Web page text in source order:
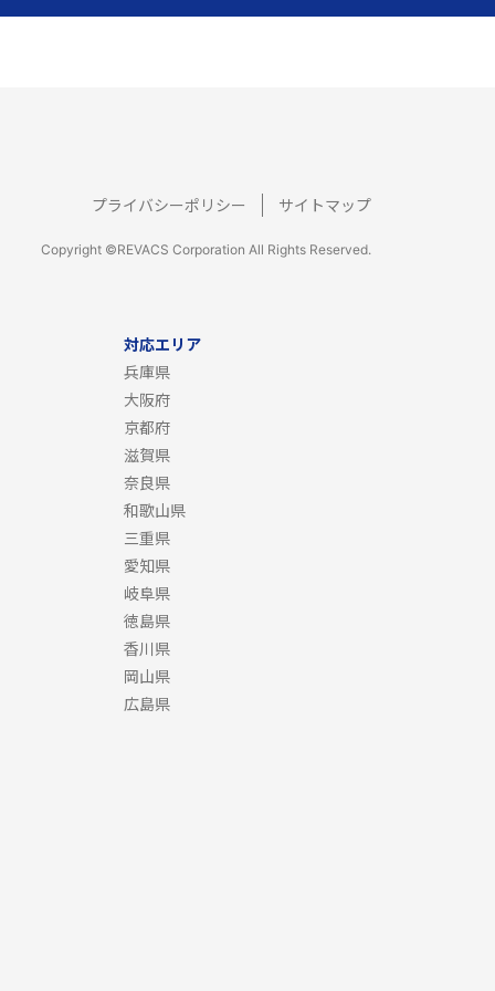
プライバシーポリシー サイトマップ
Copyright ©REVACS Corporation All Rights Reserved.
対応エリア
兵庫県
大阪府
京都府
滋賀県
奈良県
和歌山県
三重県
愛知県
岐阜県
徳島県
香川県
岡山県
広島県